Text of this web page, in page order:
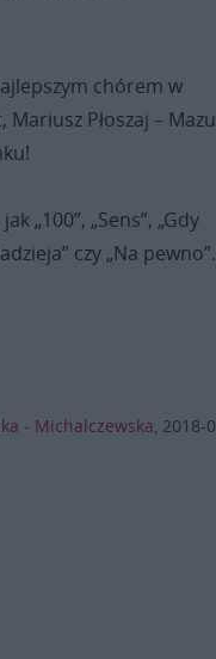
chórem w
Płoszaj –
„100”, „Sens”, „Gdy
czy „Na pewno”.
- Michalczewska 2018-